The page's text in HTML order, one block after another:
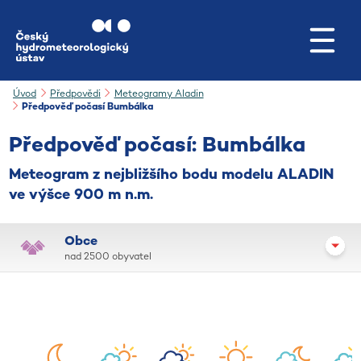
Úvod Předpovědi
Meteogramy Aladin
Předpověď počasí Bumbálka
Předpověď počasí: Bumbálka
Meteogram z nejbližšího bodu modelu ALADIN
ve výšce 900 m n.m.
Obce
nad 2500 obyvatel